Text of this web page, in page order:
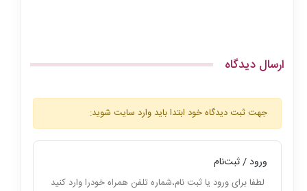
ارسال دیدگاه
جهت ثبت دیدگاه خود ابتدا باید وارد سایت شوید:
ورود / ثبت‌نام
لطفا برای ورود یا ثبت نام،شماره تلفن همراه خودرا وارد کنید